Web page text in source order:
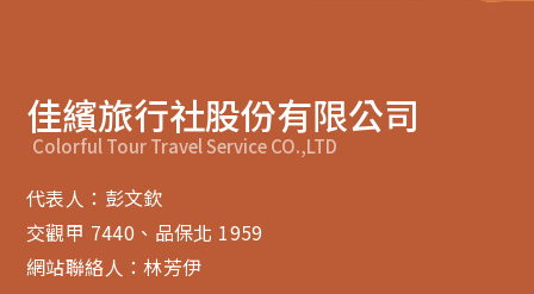
佳繽旅行社股份有限公司
Colorful Tour Travel Service CO.,LTD
代表人：彭文欽
交觀甲 7440、品保北 1959
網站聯絡人：林芳伊